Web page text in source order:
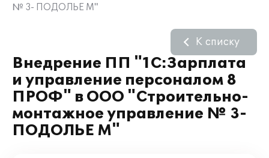
№ 3- ПОДОЛЬЕ М"
Внедрение ПП "1С:Зарплата
и управление персоналом 8
ПРОФ" в ООО "Строительно-
монтажное управление № 3-
ПОДОЛЬЕ М"
К списку